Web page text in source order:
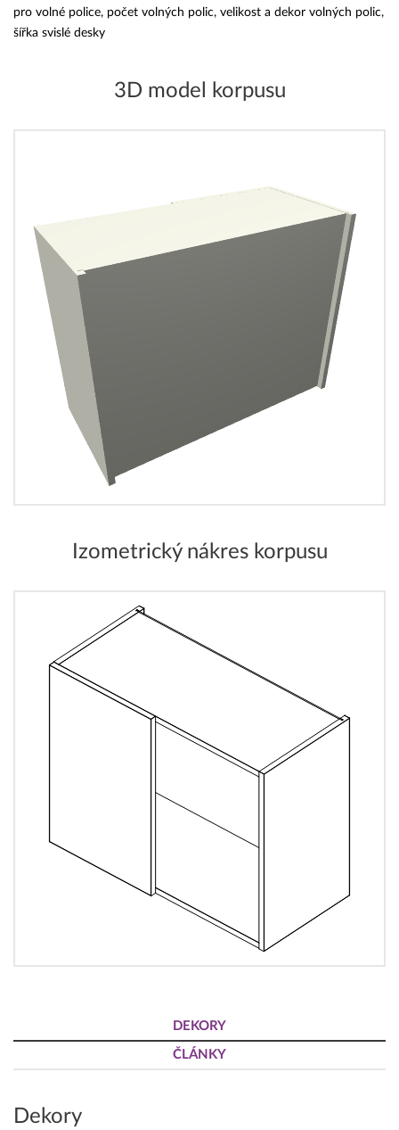
pro volné police, počet volných polic, velikost a dekor volných polic,
šířka svislé desky
3D model korpusu
Izometrický nákres korpusu
DEKORY
ČLÁNKY
Dekory